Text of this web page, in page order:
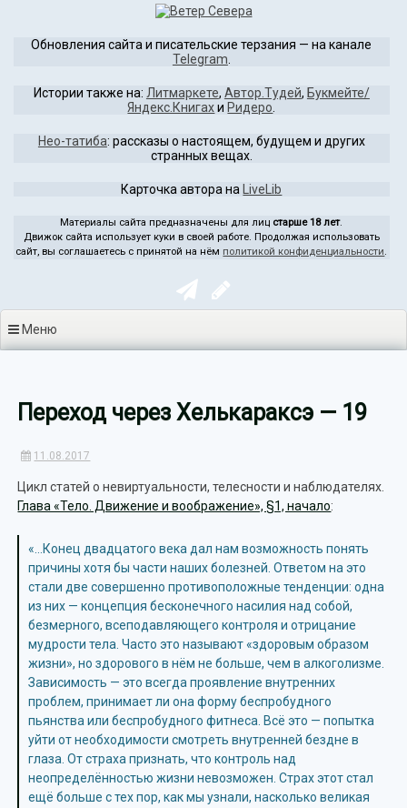
содержимому
Обновления сайта и писательские терзания — на канале
Telegram
Истории также на: Литмаркете, Автор.Тудей, Букмейте/
Яндекс.Книгахи Ридеро
Нео-татиба: рассказы о настоящем, будущем и других
странных вещах.
Карточка автора на LiveLib
Материалы сайта предназначены для лиц старше 18 лет.
Движок сайта использует куки в своей работе. Продолжая использовать
сайт, вы соглашаетесь с принятой на нём политикой конфиденциальности.
Меню
Переход через Хелькараксэ — 19
11.08.2017
Цикл статей о невиртуальности, телесности и наблюдателях.
Глава «Тело. Движение и воображение», §1, начало:
«…Конец двадцатого века дал нам возможность понять
причины хотя бы части наших болезней. Ответом на это
стали две совершенно противоположные тенденции: одна
из них — концепция бесконечного насилия над собой,
безмерного, всеподавляющего контроля и отрицание
мудрости тела. Часто это называют «здоровым образом
жизни», но здорового в нём не больше, чем в алкоголизме.
Зависимость — это всегда проявление внутренних
проблем, принимает ли она форму беспробудного
пьянства или беспробудного фитнеса. Всё это — попытка
уйти от необходимости смотреть внутренней бездне в
глаза. От страха признать, что контроль над
неопределённостью жизни невозможен. Страх этот стал
ещё больше с тех пор, как мы узнали, насколько великая